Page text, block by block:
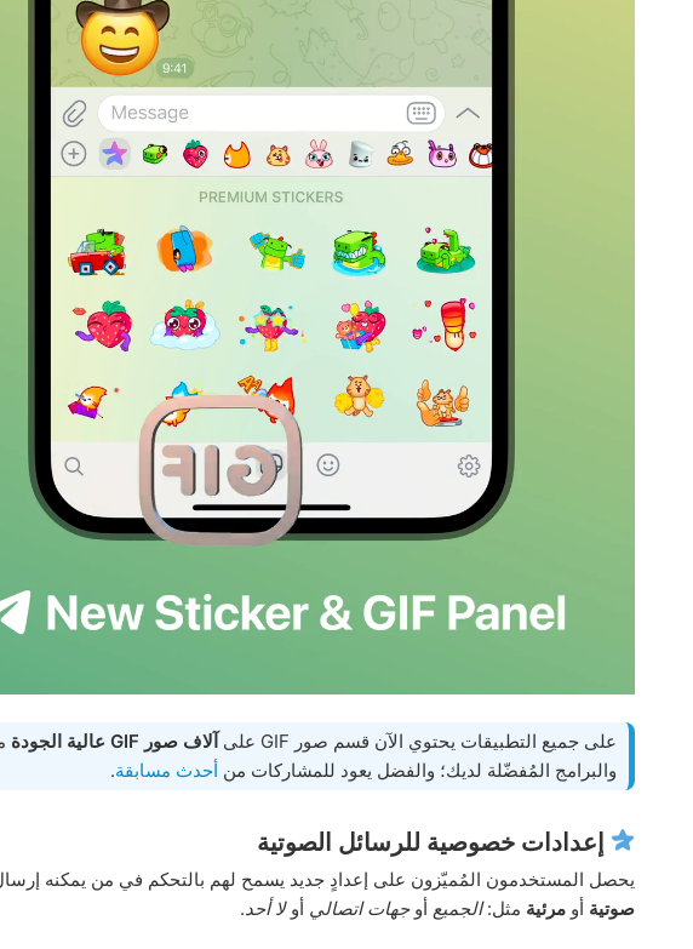
على جميع التطبيقات يحتوي الآن قسم صور GIF على آلاف صور GIF عالية الجودة
والبرامج المُفضّلة لديك؛ والفضل يعود للمشاركات من أحدث مسابقة.
إعدادات خصوصية للرسائل الصوتية
يحصل المستخدمون المُميّزون على إعدادٍ جديد يسمح لهم بالتحكم في من يمكنه
صوتية أو مرئية مثل:الجميع أوجهات اتصالي أولا أحد.